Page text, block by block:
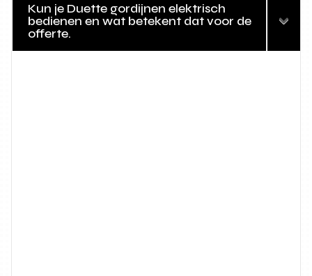
Kun je Duette gordijnen elektrisch
bedienen en wat betekent dat voor de
offerte.